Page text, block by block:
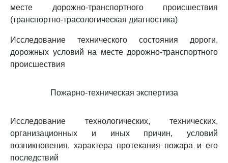
месте дорожно-транспортного происшествия
(транспортно-трасологическая диагностика)
Исследование технического состояния дороги,
дорожных условий на месте дорожно-транспортного
происшествия
Пожарно-техническая экспертиза
Исследование технологических, технических,
организационных и иных причин, условий
возникновения, характера протекания пожара и его
последствий